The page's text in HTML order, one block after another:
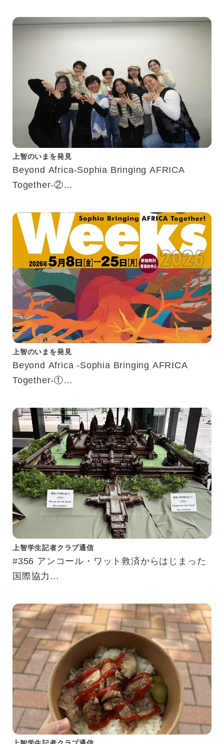
上智のいまを発見
Beyond Africa-Sophia Bringing AFRICA
Together-②
インタビュー
上智のいまを発見
Beyond Africa -Sophia Bringing AFRICA
Together-①
上智学生記者クラブ通信
#356 アンコール・ワット救済からはじまった
国際協力
育研究拠点「アジア人材養成研究センター」